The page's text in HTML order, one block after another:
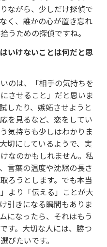
ながら、少しだけ探偵で
く、誰かの心が置き忘れ
うための探偵ですね。
いけないことは何だと思
のは、「相手の気持ちを
させること」だと思いま
したり、嫉妬させようと
を見るなど、恋をしてい
気持ちも少しはわかりま
切にしているようで、実
なのかもしれません。私
言葉の温度や沈黙の長さ
ろうとします。でも本当
より「伝える」ことが大
引きになる瞬間もありま
になったら、それはもう
す。大切な人には、勝つ
びたいです。